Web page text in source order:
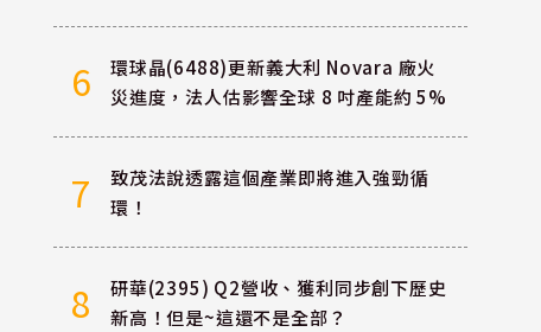
6
環球晶(6488)更新義大利 Novara 廠火
災進度，法人估影響全球 8 吋產能約 5%
7
致茂法說透露這個產業即將進入強勁循
環！
8
研華(2395) Q2營收、獲利同步創下歷史
新高！但是~這還不是全部？